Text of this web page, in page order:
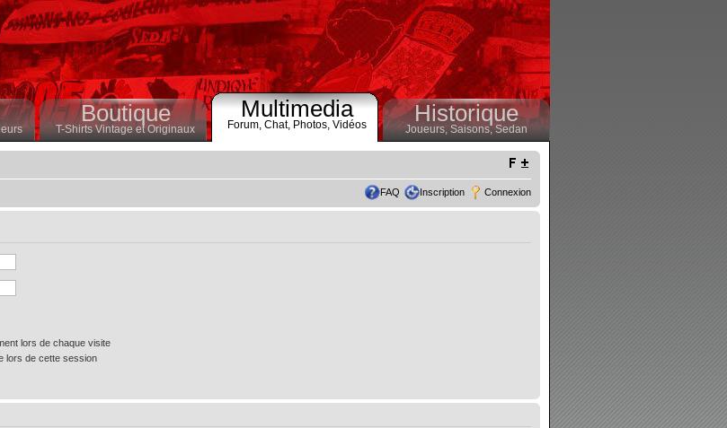
Boutique
T-Shirts Vintage et Originaux
Multimedia
Forum, Chat, Photos, Vidéos Historique
Joueurs, Saisons,Sedan
FAQ Inscription Connexion
lors de chaque visite
lors de cette session